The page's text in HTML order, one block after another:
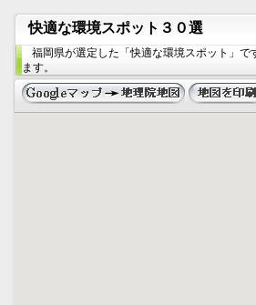
快適な環境スポット３０選
福岡県が選定した「快適な環境スポット」
ます。